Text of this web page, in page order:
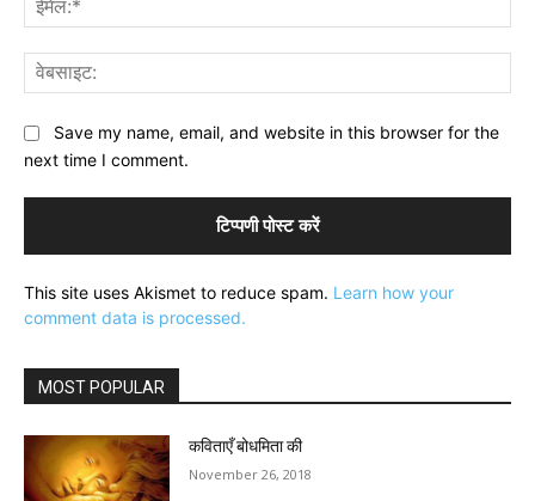
Save my name, email, and website in this browser for the
next time I comment.
This site uses Akismet to reduce spam. Learn how your
comment data is processed.
MOST POPULAR
कविताएँ बोधमिता की
November 26, 2018